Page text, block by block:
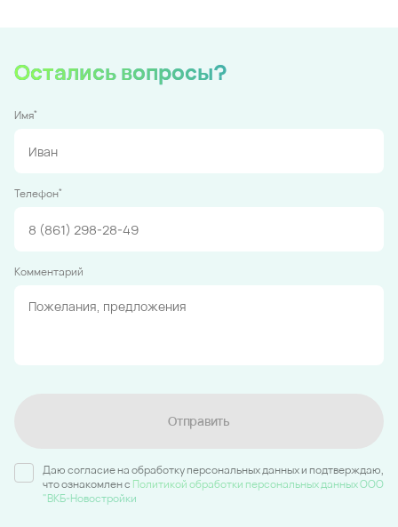
Остались вопросы?
Имя*
Телефон*
Комментарий
Отправить
Даю согласие на обработку персональных данных и подтверждаю,
что ознакомлен c Политикой обработки персональных данных ООО
"ВКБ-Новостройки